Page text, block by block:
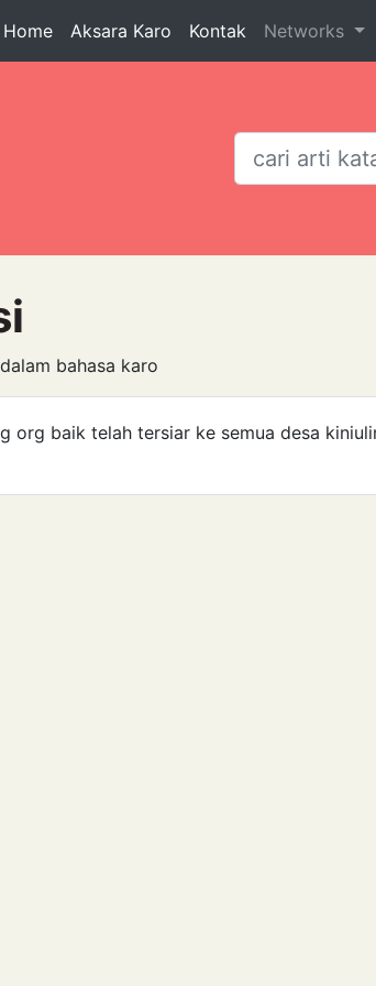
Home Aksara Karo Kontak Networks
dalam bahasa karo
org baik telah tersiar ke semua desa